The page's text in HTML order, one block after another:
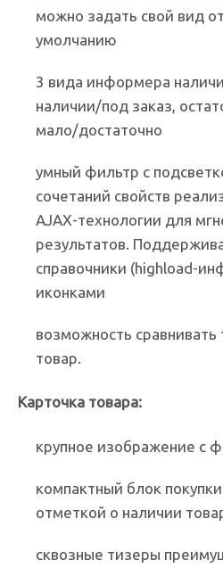
можно задать свой вид
умолчанию
3 вида информера
наличии/под заказ,
мало/достаточно
умный фильтр с
сочетаний свойств
AJAX-технологии для
результатов.
справочники (highload-
иконками
возможность
товар.
Карточка товара:
крупное изображение с
компактный блок
отметкой о наличии
сквозные тизеры